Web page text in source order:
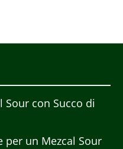
con Succo di
per un Mezcal Sour